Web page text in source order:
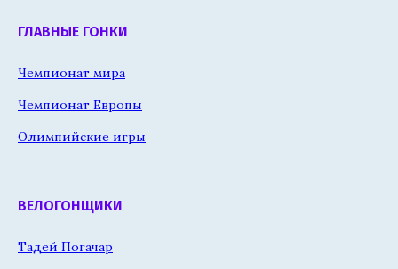
ГЛАВНЫЕ ГОНКИ
Чемпионат мира
Чемпионат Европы
Олимпийские игры
ВЕЛОГОНЩИКИ
Тадей Погачар